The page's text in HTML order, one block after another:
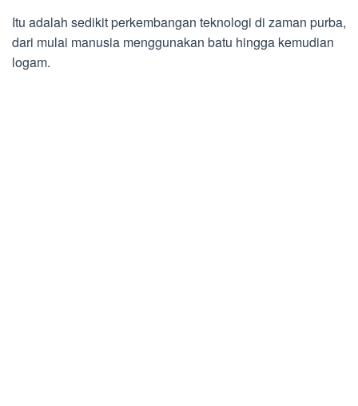
Itu adalah sedikit perkembangan teknologi di zaman purba,
dari mulai manusia menggunakan batu hingga kemudian
logam.